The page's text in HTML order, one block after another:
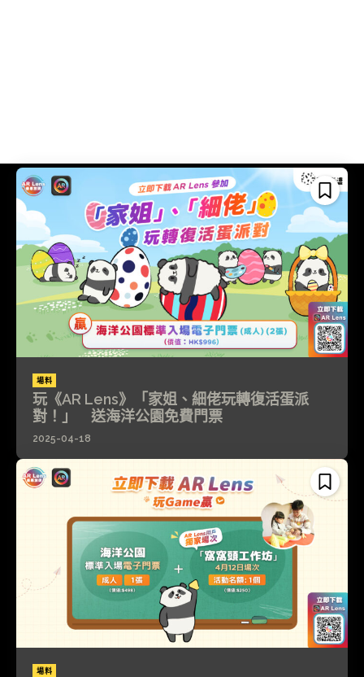
場料
玩《AR Lens》「家姐、細佬玩轉復活蛋派
對！」 送海洋公園免費門票
2025-04-18
場料